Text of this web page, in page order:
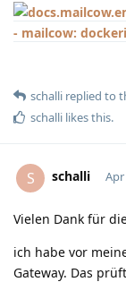
- mailcow:
schalli replied to
schalli likes this.
S schalli Apr
Vielen Dank für
ich habe vor
Gateway. Das